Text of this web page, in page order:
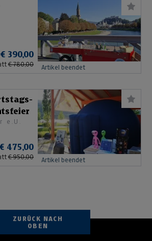
m.
€ 390,00
€ 780,00 Artikel beendet
e.U.
€ 475,00
€ 950,00 Artikel beendet
ZURÜCK NACH
OBEN